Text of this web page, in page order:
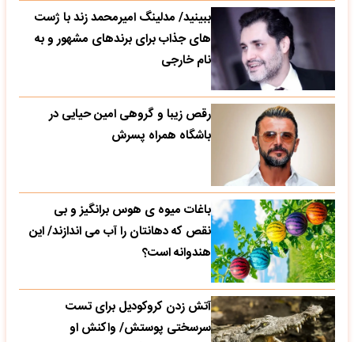
ببینید/ مدلینگ امیرمحمد زند با ژست
های جذاب برای برندهای مشهور و به
نام خارجی
رقص زیبا و گروهی امین حیایی در
باشگاه همراه پسرش
باغات میوه ی هوس برانگیز و بی
نقص که دهانتان را آب می اندازند/ این
هندوانه است؟
آتش زدن کروکودیل برای تست
سرسختی پوستش/ واکنش او